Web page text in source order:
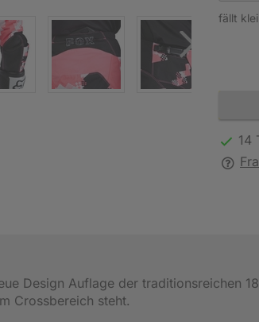
fällt
14
Design Auflage der traditionsreichen
Crossbereich steht.